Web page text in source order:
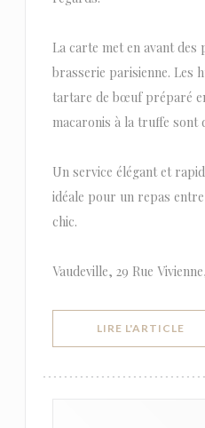
La carte met en avant des
brasserie parisienne. Les
tartare de bœuf préparé
macaronis à la truffe sont
Un service élégant et
idéale pour un repas
chic.
Vaudeville, 29 Rue
LIRE L'ARTICLE